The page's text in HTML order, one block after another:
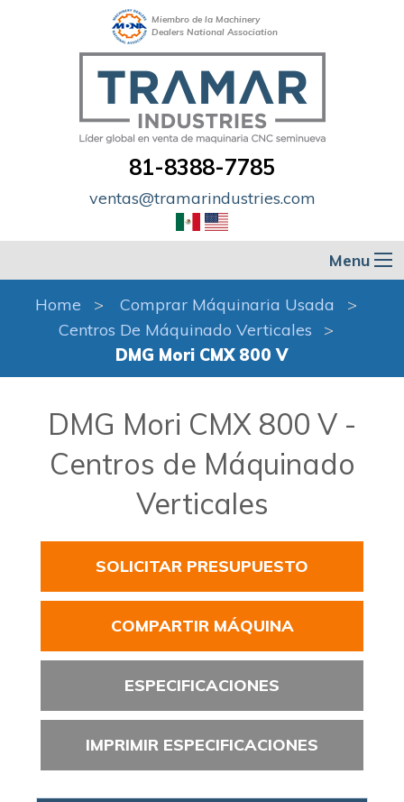
Miembro de la Machinery
Dealers National Association
81-8388-7785
ventas@tramarindustries.com
Menu
Home
Comprar Máquinaria Usada
Centros De Máquinado Verticales
DMG Mori CMX 800 V
DMG Mori CMX 800 V -
Centros de Máquinado
Verticales
SOLICITAR PRESUPUESTO
COMPARTIR MÁQUINA
ESPECIFICACIONES
IMPRIMIR ESPECIFICACIONES